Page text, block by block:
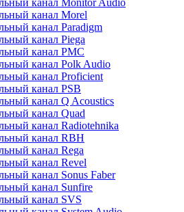
канал Monitor Audio
канал Morel
канал Paradigm
канал Piega
канал PMC
канал Polk Audio
канал Proficient
канал PSB
канал Q Acoustics
канал Quad
канал Radiotehnika
канал RBH
канал Rega
канал Revel
канал Sonus Faber
канал Sunfire
канал SVS